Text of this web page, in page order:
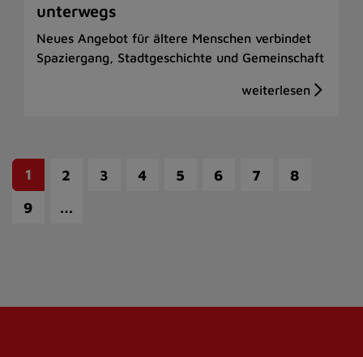
unterwegs
Neues Angebot für ältere Menschen verbindet
Spaziergang, Stadtgeschichte und Gemeinschaft
1 2 3 4 5 6 7
8
9
…